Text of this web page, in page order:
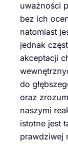
uważności
bez ich
natomiast
jednak
akceptacji
do
oraz
naszymi
istotne jest
prawdziwej